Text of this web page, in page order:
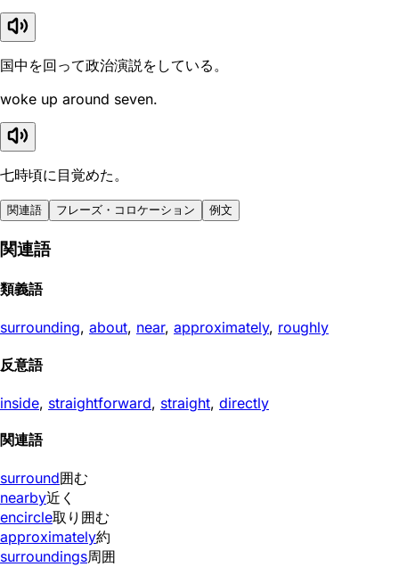
国中を回って政治演説をしている。
woke up around seven.
七時頃に目覚めた。
関連語 フレーズ・コロケーション 例文
関連語
類義語
surrounding, about, near, approximately, roughly
反意語
inside, straightforward, straight, directly
関連語
surround囲む
nearby近く
encircle取り囲む
approximately約
surroundings周囲